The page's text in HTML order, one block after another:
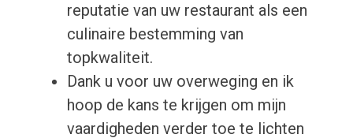
reputatie van uw restaurant als een
culinaire bestemming van
topkwaliteit.
Dank u voor uw overweging en ik
hoop de kans te krijgen om mijn
vaardigheden verder toe te lichten